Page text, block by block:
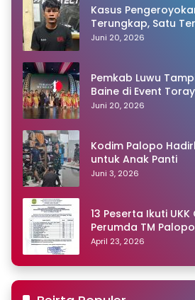
Kasus
Terungkap, Satu
Polisi
Juni 20, 2026
Pemkab Luwu
Baine di Event
Juni 20, 2026
Kodim Palopo
untuk Anak Panti
Juni 3, 2026
13 Peserta Ikuti
Perumda TM
Peringkat Pertama
April 23, 2026